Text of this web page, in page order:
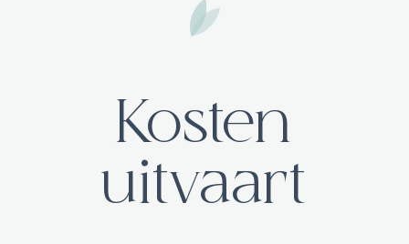
Er is niets zo persoonlijk als een afscheid. Van te voren uw
Uitvaart regelen
In alle rust afscheid nemen van uw dierbare zonder zorgen.
Voor nabestaanden
Kosten
uitvaart